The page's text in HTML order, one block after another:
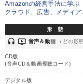
Amazonの経営手法に学
クラウド、広告、メディ
形 態
headset ondemand_video 音声＆動画 （どの形
CD版
(音声CD＆動画視聴コード)
デジタル版